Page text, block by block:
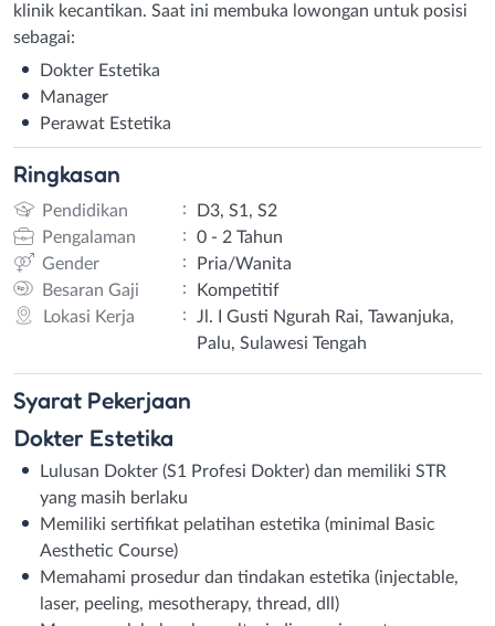
klinik kecantikan. Saat ini membuka lowongan untuk posisi
sebagai:
Dokter Estetika
Manager
Perawat Estetika
Ringkasan
Pendidikan :
D3, S1, S2
Pengalaman
:
0 - 2 Tahun
Gender
:
Pria/Wanita
Besaran Gaji
:
Kompetitif
Lokasi Kerja
:
Jl. I Gusti Ngurah Rai, Tawanjuka,
Palu, Sulawesi Tengah
Syarat Pekerjaan
Dokter Estetika
Lulusan Dokter (S1 Profesi Dokter) dan memiliki STR
yang masih berlaku
Memiliki sertifikat pelatihan estetika (minimal Basic
Aesthetic Course)
Memahami prosedur dan tindakan estetika (injectable,
laser, peeling, mesotherapy, thread, dll)